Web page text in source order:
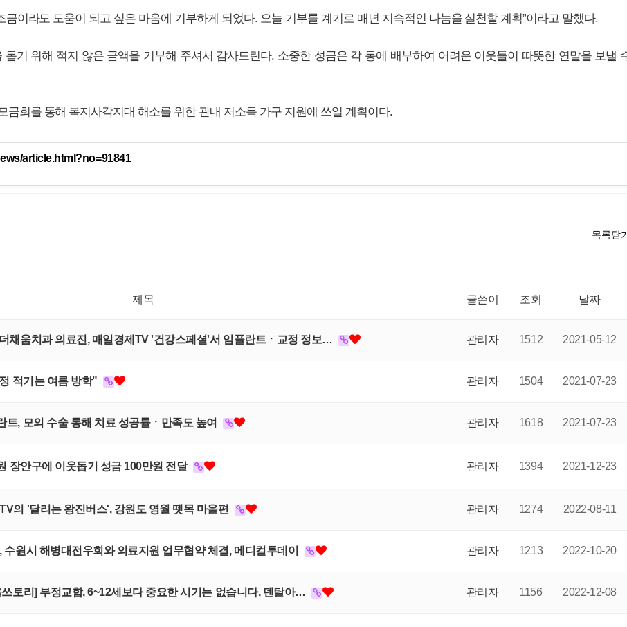
금이라도 도움이 되고 싶은 마음에 기부하게 되었다. 오늘 기부를 계기로 매년 지속적인 나눔을 실천할 계획”이라고 말했다.
돕기 위해 적지 않은 금액을 기부해 주셔서 감사드린다. 소중한 성금은 각 동에 배부하여 어려운 이웃들이 따뜻한 연말을 보낼
금회를 통해 복지사각지대 해소를 위한 관내 저소득 가구 지원에 쓰일 계획이다.
article.html?no=91841
목록닫
제목 글쓴이 조회 날짜
채움치과 의료진, 매일경제TV '건강스페셜'서 임플란트ㆍ교정 정보… 관리자 1512 2021-05-12
적기는 여름 방학" 관리자 1504 2021-07-23
트, 모의 수술 통해 치료 성공률ㆍ만족도 높여 관리자 1618 2021-07-23
장안구에 이웃돕기 성금 100만원 전달 관리자 1394 2021-12-23
의 '달리는 왕진버스', 강원도 영월 뗏목 마을편 관리자 1274 2022-08-11
원시 해병대전우회와 의료지원 업무협약 체결, 메디컬투데이 관리자 1213 2022-10-20
토리] 부정교합, 6~12세보다 중요한 시기는 없습니다, 덴탈아… 관리자 1156 2022-12-08